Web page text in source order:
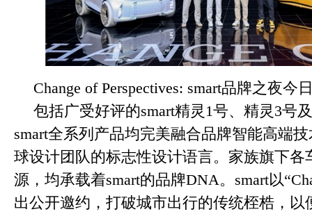
Change of Perspectives: smart品牌之夜今
包括广受好评的smart精灵1号、精灵3号
smart全系列产品均完美融合品牌智能高端
球设计团队的标志性设计语言。家族旗下各
源，均承载着smart的品牌DNA。smart以
出公开邀约，打破城市出行的传统桎梏，以